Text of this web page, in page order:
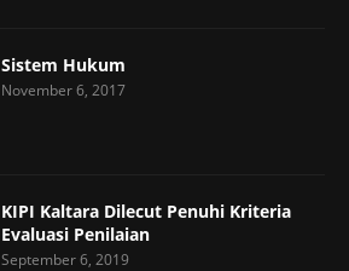
Sistem Hukum
November 6, 2017
KIPI Kaltara Dilecut Penuhi Kriteria
Evaluasi Penilaian
September 6, 2019